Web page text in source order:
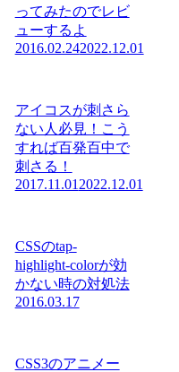
ってみたのでレビ
ューするよ
2016.02.242022.12.01
アイコスが刺さら
ない人必見！こう
すれば百発百中で
刺さる！
2017.11.01 2022.12.01
CSSのtap-
highlight-colorが効
かない時の対処法
2016.03.17
CSS3のアニメー